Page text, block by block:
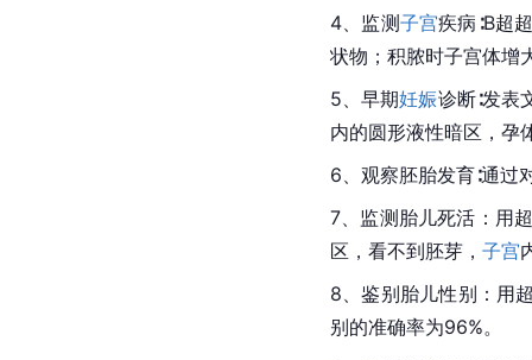
4、监测子宫疾病∶B超
状物；积脓时子宫体增
5、早期妊娠诊断∶发表
内的圆形液性暗区，孕
6、观察胚胎发育∶通过
7、监测胎儿死活：用
区，看不到胚芽， 子宫
8、鉴别胎儿性别：用
别的准确率为96%。